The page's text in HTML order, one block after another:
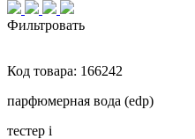
Фильтровать
Код товара: 166242
парфюмерная вода (edp)
тестер i